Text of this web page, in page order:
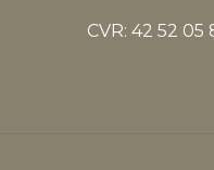
CVR: 42 52 05